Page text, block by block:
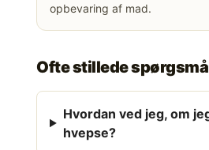
opbevaring af mad.
Ofte stillede
Hvordan ved jeg, om
hvepse?